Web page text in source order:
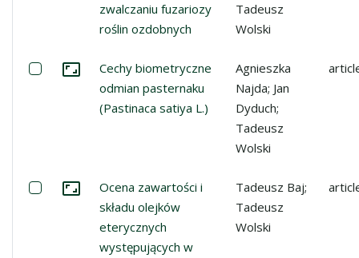
zwalczaniu fuzariozy
roślin ozdobnych
Tadeusz
Wolski
Select: Cechy biometryczne odmian pasternaku
Go to the collection
Cechy biometryczne
odmian pasternaku
(Pastinaca satiya L.)
Agnieszka
Najda; Jan
Dyduch;
Tadeusz
Wolski
Select: Ocena zawartości i składu olejków
Go to the collection
Ocena zawartości i
składu olejków
eterycznych
występujących w
Tadeusz Baj;
Tadeusz
Wolski